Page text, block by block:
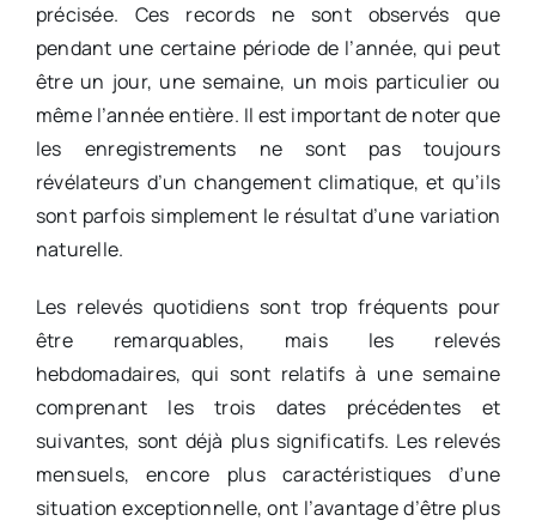
précisée. Ces records ne sont observés que
pendant une certaine période de l’année, qui peut
être un jour, une semaine, un mois particulier ou
même l’année entière. Il est important de noter que
les enregistrements ne sont pas toujours
révélateurs d’un changement climatique, et qu’ils
sont parfois simplement le résultat d’une variation
naturelle.
Les relevés quotidiens sont trop fréquents pour
être remarquables, mais les relevés
hebdomadaires, qui sont relatifs à une semaine
comprenant les trois dates précédentes et
suivantes, sont déjà plus significatifs. Les relevés
mensuels, encore plus caractéristiques d’une
situation exceptionnelle, ont l’avantage d’être plus